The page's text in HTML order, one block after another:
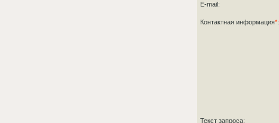
E-mail:
Контактная информация*:
Текст запроса: